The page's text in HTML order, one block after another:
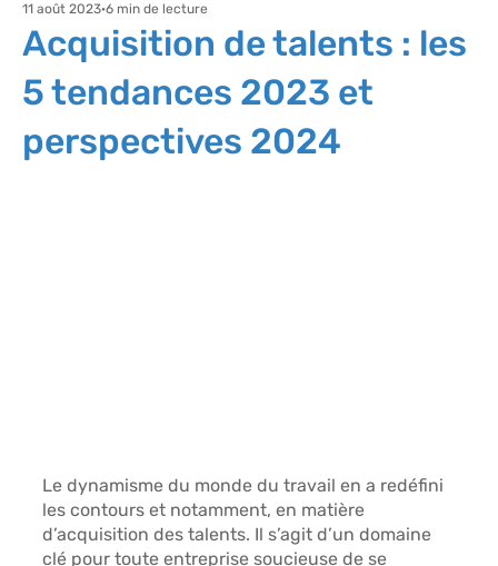
Acquisition de talents : les
5 tendances 2023 et
perspectives 2024
11 août 2023 6 min de lecture
Le dynamisme du monde du travail en a redéfini
les contours et notamment, en matière
d’acquisition des talents. Il s’agit d’un domaine
clé pour toute entreprise soucieuse de se